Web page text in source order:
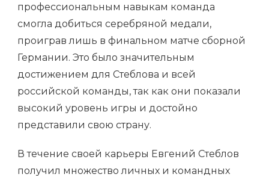
профессиональным навыкам команда
смогла добиться серебряной медали,
проиграв лишь в финальном матче сборной
Германии. Это было значительным
достижением для Стеблова и всей
российской команды, так как они показали
высокий уровень игры и достойно
представили свою страну.
В течение своей карьеры Евгений Стеблов
получил множество личных и командных